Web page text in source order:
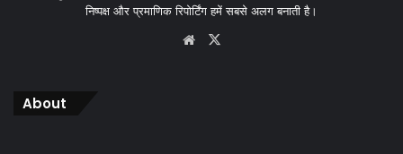
निष्पक्ष और प्रमाणिक रिपोर्टिंग हमें सबसे अलग बनाती है।
Website
About